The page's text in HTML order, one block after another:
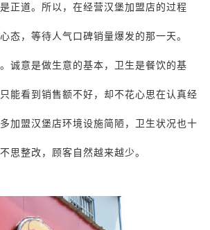
正道。所以，在经营汉堡加盟店的过程
态，等待人气口碑销量爆发的那一天。
诚意是做生意的基本，卫生是餐饮的基
能看到销售额不好，却不花心思在认真经
加盟汉堡店环境设施简陋，卫生状况也十
思整改，顾客自然越来越少。